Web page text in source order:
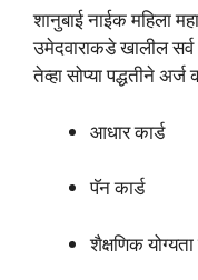
शानुबाई नाईक महिला
उमेदवाराकडे खालील
तेव्हा सोप्या पद्धतीने
आधार कार्ड
पॅन कार्ड
शैक्षणिक